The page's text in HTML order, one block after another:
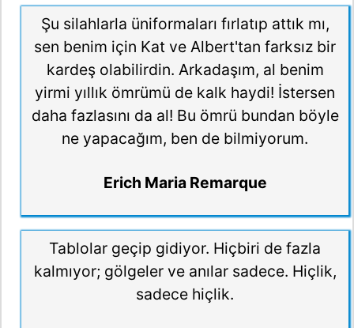
Şu silahlarla üniformaları fırlatıp attık mı,
sen benim için Kat ve Albert'tan farksız bir
kardeş olabilirdin. Arkadaşım, al benim
yirmi yıllık ömrümü de kalk haydi! İstersen
daha fazlasını da al! Bu ömrü bundan böyle
ne yapacağım, ben de bilmiyorum.
Erich Maria Remarque
Tablolar geçip gidiyor. Hiçbiri de fazla
kalmıyor; gölgeler ve anılar sadece. Hiçlik,
sadece hiçlik.